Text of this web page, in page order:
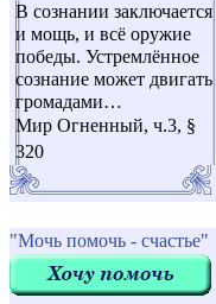
В сознании заключается
и мощь, и всё оружие
победы. Устремлённое
сознание может двигать
громадами…
Мир Огненный, ч.3, §
320
"Мочь помочь - счастье"